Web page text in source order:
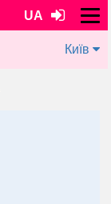
UA
Київ